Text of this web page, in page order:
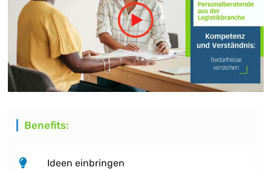
Benefits:
Ideen einbringen